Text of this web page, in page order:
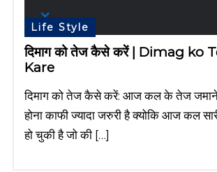
Life Style
दिमाग को तेज कैसे करें | Dimag ko
Kare
दिमाग को तेज कैसे करें: आज कल के तेज जमाने
होना काफी ज्यादा जरुरी है क्योकि आज कल
हो चुकी है जो की […]